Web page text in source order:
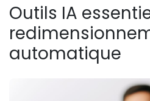
Outils IA
automatique